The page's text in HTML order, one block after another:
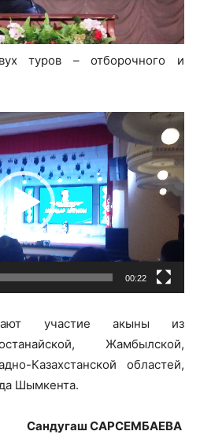
туров – отборочного и
00:22
участие акыны из
Жамбылской,
Казахстанской областей,
Шымкента.
Сандугаш САРСЕМБАЕВА